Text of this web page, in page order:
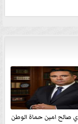
امين حماة الوطن